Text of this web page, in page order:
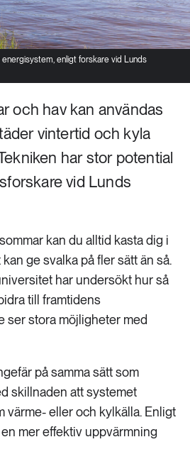
enligt forskare vid Lunds
och hav kan användas
vintertid och kyla
har stor potential
vid Lunds
kan du alltid kasta dig i
ge svalka på fler sätt än så.
har undersökt hur så
till framtidens
ser stora möjligheter med
på samma sätt som
skillnaden att systemet
värme- eller och kylkälla. Enligt
mer effektiv uppvärmning